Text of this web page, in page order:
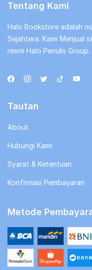
Tentang Kami
Halo Bookstore adalah
Sejahtera. Kami Menjual
resmi Halo Penulis Group.
Tautan
About
Hubungi Kami
Syarat & Ketentuan
Konfirmasi Pembayaran
Metode